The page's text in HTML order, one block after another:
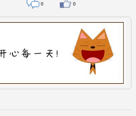
0 0